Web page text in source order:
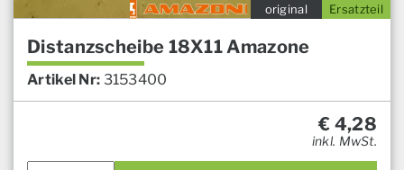
Ersatzteil
original
Distanzscheibe 18X11 Amazone
Artikel Nr: 3153400
€ 4,28
inkl. MwSt.